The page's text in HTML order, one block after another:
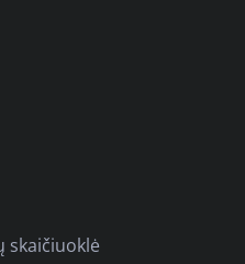
skaičiuoklė